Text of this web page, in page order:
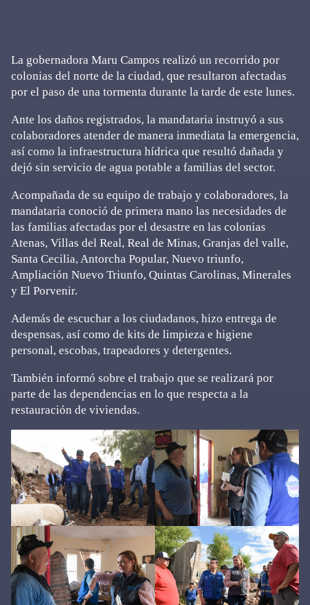
La gobernadora Maru Campos realizó un recorrido por
colonias del norte de la ciudad, que resultaron afectadas
por el paso de una tormenta durante la tarde de este lunes.
Ante los daños registrados, la mandataria instruyó a sus
colaboradores atender de manera inmediata la emergencia,
así como la infraestructura hídrica que resultó dañada y
dejó sin servicio de agua potable a familias del sector.
Acompañada de su equipo de trabajo y colaboradores, la
mandataria conoció de primera mano las necesidades de
las familias afectadas por el desastre en las colonias
Atenas, Villas del Real, Real de Minas, Granjas del valle,
Santa Cecilia, Antorcha Popular, Nuevo triunfo,
Ampliación Nuevo Triunfo, Quintas Carolinas, Minerales
y El Porvenir.
Además de escuchar a los ciudadanos, hizo entrega de
despensas, así como de kits de limpieza e higiene
personal, escobas, trapeadores y detergentes.
También informó sobre el trabajo que se realizará por
parte de las dependencias en lo que respecta a la
restauración de viviendas.